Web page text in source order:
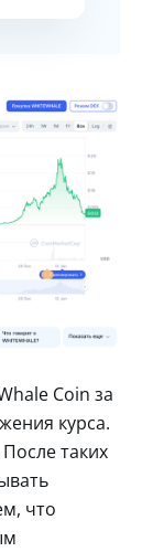
Coin за
курса.
таких
что